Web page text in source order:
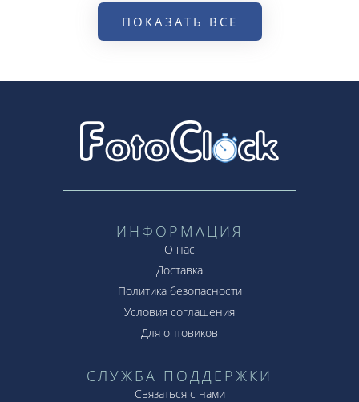
ПОКАЗАТЬ ВСЕ
ИНФОРМАЦИЯ
О нас
Доставка
Политика безопасности
Условия соглашения
Для оптовиков
СЛУЖБА ПОДДЕРЖКИ
Связаться с нами